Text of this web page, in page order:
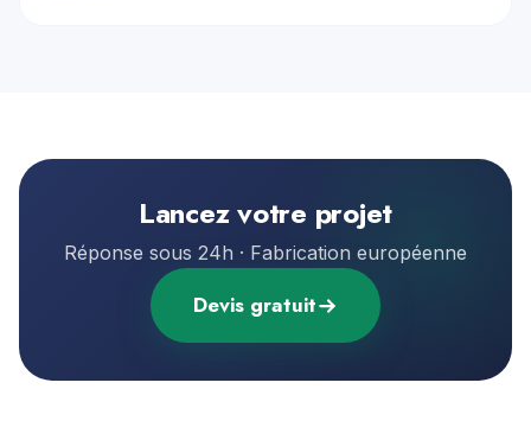
Lancez votre projet
Réponse sous 24h · Fabrication européenne
Devis gratuit